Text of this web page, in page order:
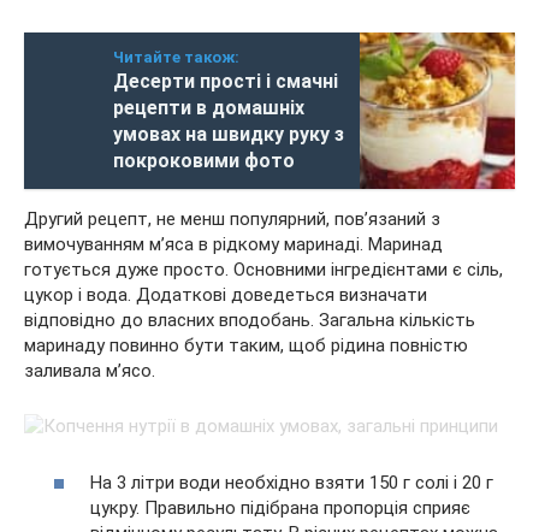
Читайте також:
Десерти прості і смачні
рецепти в домашніх
умовах на швидку руку з
покроковими фото
Другий рецепт, не менш популярний, пов’язаний з
вимочуванням м’яса в рідкому маринаді. Маринад
готується дуже просто. Основними інгредієнтами є сіль,
цукор і вода. Додаткові доведеться визначати
відповідно до власних вподобань. Загальна кількість
маринаду повинно бути таким, щоб рідина повністю
заливала м’ясо.
На 3 літри води необхідно взяти 150 г солі і 20 г
цукру. Правильно підібрана пропорція сприяє